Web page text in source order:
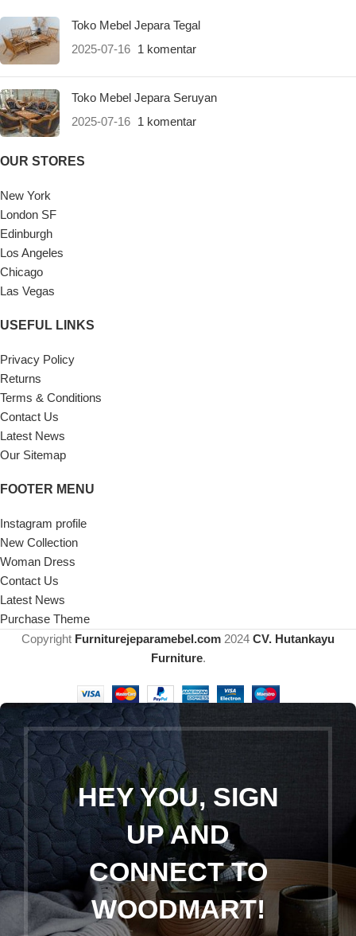
Toko Mebel Jepara Tegal
2025-07-16 1 komentar
Toko Mebel Jepara Seruyan
2025-07-16 1 komentar
OUR STORES
New York
London SF
Edinburgh
Los Angeles
Chicago
Las Vegas
USEFUL LINKS
Privacy Policy
Returns
Terms & Conditions
Contact Us
Latest News
Our Sitemap
FOOTER MENU
Instagram profile
New Collection
Woman Dress
Contact Us
Latest News
Purchase Theme
Copyright Furniturejeparamebel.com 2024 CV. Hutankayu
Furniture.
HEY YOU, SIGN
UP AND
CONNECT TO
WOODMART!